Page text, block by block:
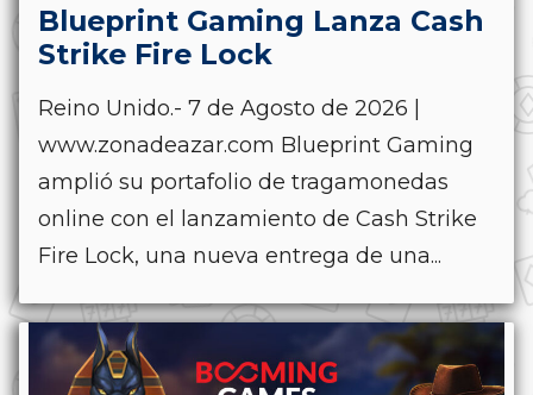
Blueprint Gaming Lanza Cash
Strike Fire Lock
Reino Unido.- 7 de Agosto de 2026 |
www.zonadeazar.com Blueprint Gaming
amplió su portafolio de tragamonedas
online con el lanzamiento de Cash Strike
Fire Lock, una nueva entrega de una...